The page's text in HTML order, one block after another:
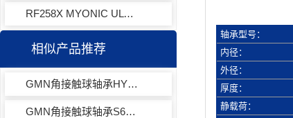
RF258X MYONIC ULV306X轴承汽车零部件
相似产品推荐
GMN角接触球轴承HYS6017CTAP4+
GMN角接触球轴承S61917ETAP4+
轴承型号：
内径：
外径：
厚度：
静载荷：